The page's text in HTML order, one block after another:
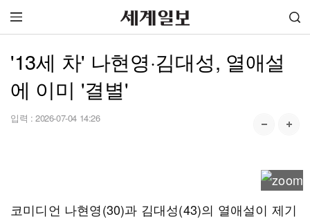
'13세 차' 나현영·김대성, 열애설
에 이미 '결별'
입력 : 2026-07-04 14:26
코미디언 나현영(30)과 김대성(43)의 열애설이 제기